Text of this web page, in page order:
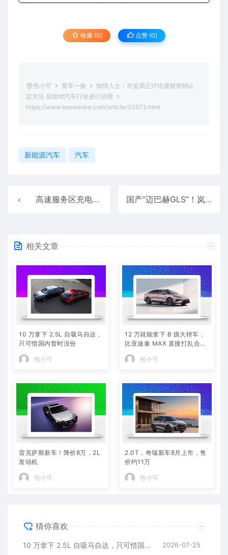
收藏 (0) 点赞 (0)
包小可 爱车一族
知情人士：市监局正讨论虚假营销认
定方法 后续对汽车行业进行治理
https://www.baoxiaoke.com/article/33673.html
新能源汽车 汽车
高速服务区充电桩温馨提示：不要打架 打输住院 打赢坐牢 国产“迈巴赫GLS”！岚图泰山官宣11月18日上市：800V超混+鸿蒙座舱
相关文章
10 万拿下 2.5L 自吸马自达，
只可惜国内暂时没份
包小可
12 万就能拿下 B 级大轿车，
比亚迪秦 MAX 直接打乱合资
定价逻辑
包小可
雷克萨斯新车！降价8万，2L
发动机
包小可
2.0T，奇瑞新车8月上市，售
价约11万
包小可
猜你喜欢
10 万拿下 2.5L 自吸马自达，只可惜国内暂时没份 2026-07-25